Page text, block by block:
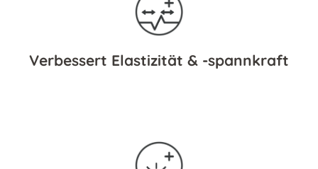
Verbessert Elastizität & -spannkraft